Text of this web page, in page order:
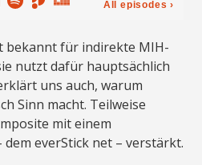
bekannt für indirekte MIH-
nutzt dafür hauptsächlich
uns auch, warum
Sinn macht. Teilweise
mit einem
dem everStick net – verstärkt.